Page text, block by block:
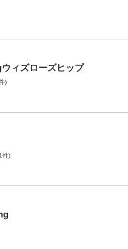
ィズローズヒップ
)
件)